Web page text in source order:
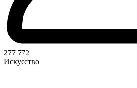
277 772
Искусство